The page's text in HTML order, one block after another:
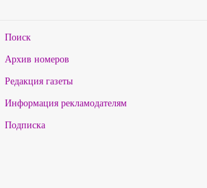
Поиск
Архив номеров
Редакция газеты
Информация рекламодателям
Подписка